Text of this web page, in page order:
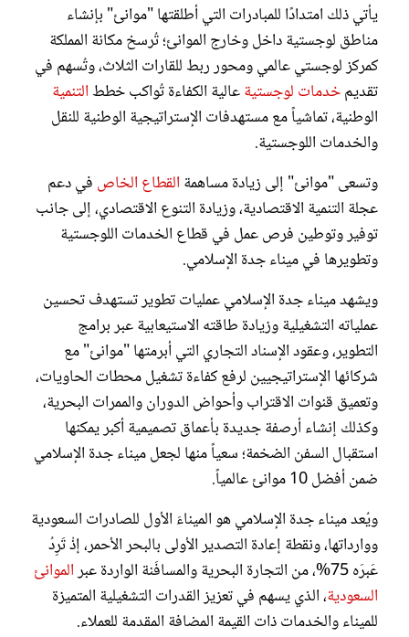
يأتي ذلك امتدادًا للمبادرات التي أطلقتها "موانئ" بإنشاء
مناطق لوجستية داخل وخارج الموانئ؛ تُرسخ مكانة المملكة
كمركز لوجستي عالمي ومحور ربط للقارات الثلاث، وتُسهم في
تقديمخدمات لوجستيةعالية الكفاءة تُواكب خططالتنمية
الوطنية، تماشياً مع مستهدفات الإستراتيجية الوطنية للنقل
والخدمات اللوجستية.
وتسعى "موانئ" إلى زيادة مساهمة القطاع الخاص في دعم
عجلة التنمية الاقتصادية، وزيادة التنوع الاقتصادي، إلى جانب
توفير وتوطين فرص عمل في قطاع الخدمات اللوجستية
وتطويرها في ميناء جدة الإسلامي.
ويشهد ميناء جدة الإسلامي عمليات تطوير تستهدف تحسين
عملياته التشغيلية وزيادة طاقته الاستيعابية عبر برامج
التطوير، وعقود الإسناد التجاري التي أبرمتها "موانئ" مع
شركائها الإستراتيجيين لرفع كفاءة تشغيل محطات الحاويات،
وتعميق قنوات الاقتراب وأحواض الدوران والممرات البحرية،
وكذلك إنشاء أرصفة جديدة بأعماق تصميمية أكبر يمكنها
استقبال السفن الضخمة؛ سعياً منها لجعل ميناء جدة الإسلامي
ضمن أفضل 10 موانئ عالمياً.
ويُعد ميناء جدة الإسلامي هو الميناءَ الأول للصادرات السعودية
ووارداتها، ونقطة إعادة التصدير الأولى بالبحر الأحمر، إذْ تَرِدُ
عَبرَه 75%، من التجارة البحرية والمسافَنة الواردة عبر
الموانئ
السعودية، الذي يسهم في تعزيز القدرات التشغيلية المتميزة
للميناء والخدمات ذات القيمة المضافة المقدمة للعملاء.
غلاف رقمي